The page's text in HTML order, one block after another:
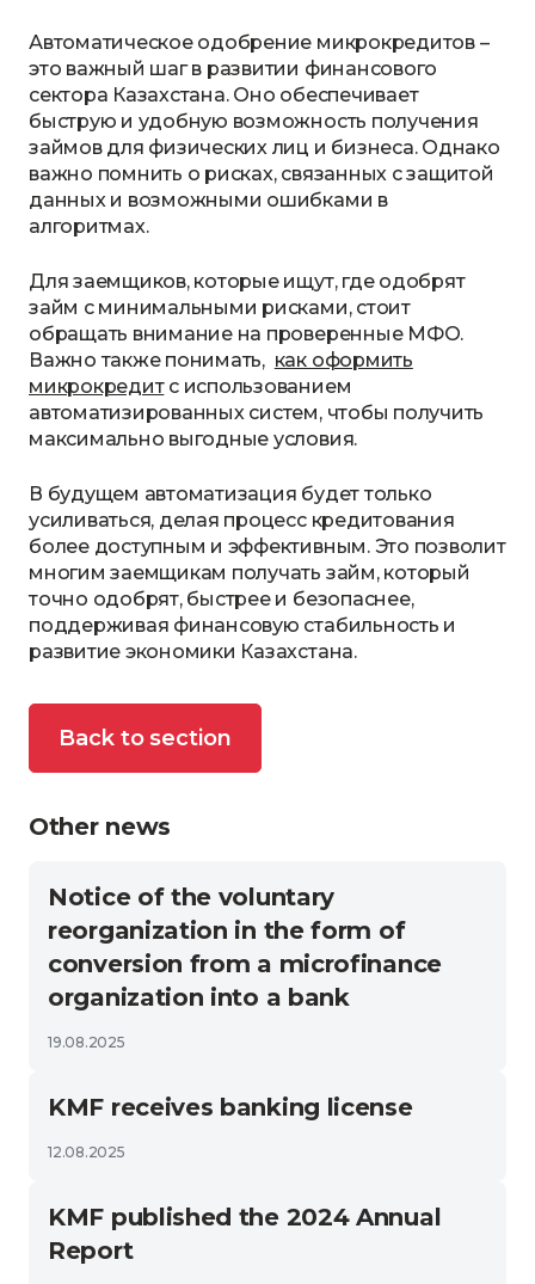
Автоматическое одобрение микрокредитов –
это важный шаг в развитии финансового
сектора Казахстана. Оно обеспечивает
быструю и удобную возможность получения
займов для физических лиц и бизнеса. Однако
важно помнить о рисках, связанных с защитой
данных и возможными ошибками в
алгоритмах.
Для заемщиков, которые ищут, где одобрят
займ с минимальными рисками, стоит
обращать внимание на проверенные МФО.
Важно также понимать, как оформить
микрокредитс использованием
автоматизированных систем, чтобы получить
максимально выгодные условия.
В будущем автоматизация будет только
усиливаться, делая процесс кредитования
более доступным и эффективным. Это позволит
многим заемщикам получать займ, который
точно одобрят, быстрее и безопаснее,
поддерживая финансовую стабильность и
развитие экономики Казахстана.
Back to section
Other news
Notice of the voluntary
reorganization in the form of
conversion from a microfinance
organization into a bank
19.08.2025
KMF receives banking license
12.08.2025
KMF published the 2024 Annual
Report